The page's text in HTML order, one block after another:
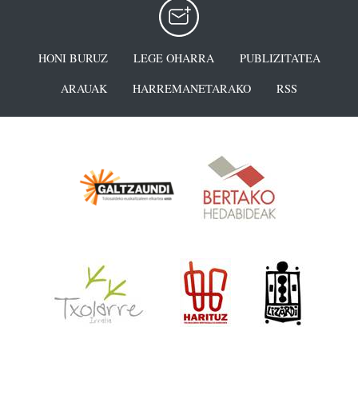
HONI BURUZ LEGE OHARRA
PUBLIZITATEA
ARAUAK
HARREMANETARAKO RSS